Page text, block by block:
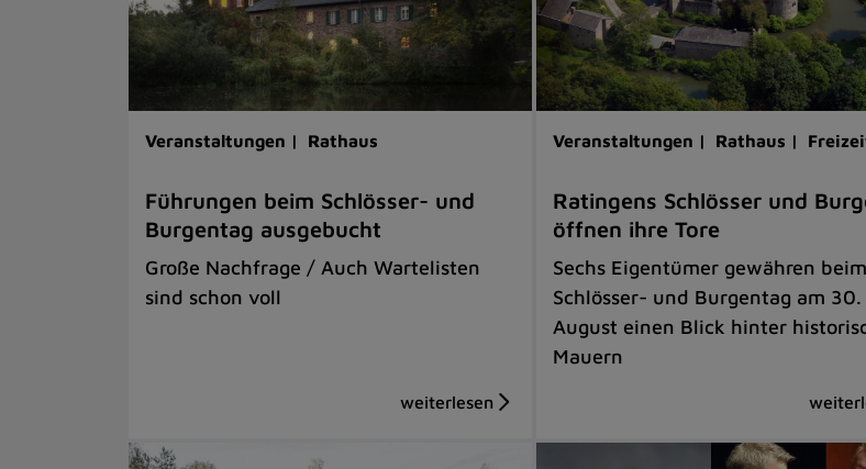
Veranstaltungen | Rathaus
Führungen beim Schlösser- und
Burgentag ausgebucht
Große Nachfrage / Auch Wartelisten
sind schon voll
Veranstaltungen | Rathaus |
Ratingens Schlösser und
öffnen ihre Tore
Sechs Eigentümer gewähren beim
Schlösser- und Burgentag am 30.
August einen Blick hinter
Mauern